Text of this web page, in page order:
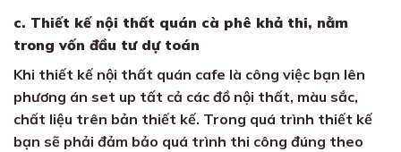
c. Thiết kế nội thất quán cà phê khả thi, nằm
trong vốn đầu tư dự toán
Khi thiết kế nội thất quán cafe là công việc bạn lên
phương án set up tất cả các đồ nội thất, màu sắc,
chất liệu trên bản thiết kế. Trong quá trình thiết kế
bạn sẽ phải đảm bảo quá trình thi công đúng theo